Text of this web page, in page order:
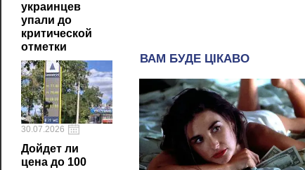
украинцев
упали до
критической
отметки
30.07.2026
Дойдет ли
цена до 100